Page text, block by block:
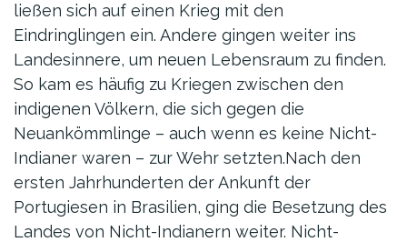
ließen sich auf einen Krieg mit den
Eindringlingen ein. Andere gingen weiter ins
Landesinnere, um neuen Lebensraum zu finden.
So kam es häufig zu Kriegen zwischen den
indigenen Völkern, die sich gegen die
Neuankömmlinge – auch wenn es keine Nicht-
Indianer waren – zur Wehr setzten.Nach den
ersten Jahrhunderten der Ankunft der
Portugiesen in Brasilien, ging die Besetzung des
Landes von Nicht-Indianern weiter. Nicht-